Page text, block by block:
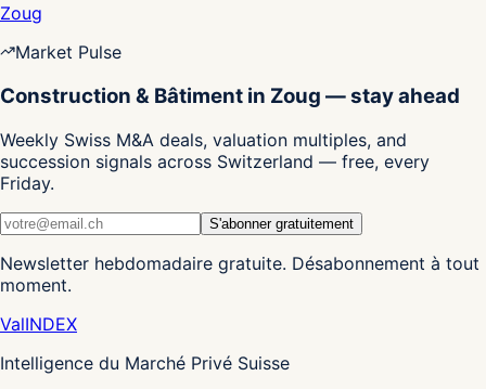
Zoug
Market Pulse
Construction & Bâtiment in Zoug — stay ahead
Weekly Swiss M&A deals, valuation multiples, and
succession signals across Switzerland — free, every
Friday.
S'abonner gratuitement
Newsletter hebdomadaire gratuite. Désabonnement à tout
moment.
ValINDEX
Intelligence du Marché Privé Suisse